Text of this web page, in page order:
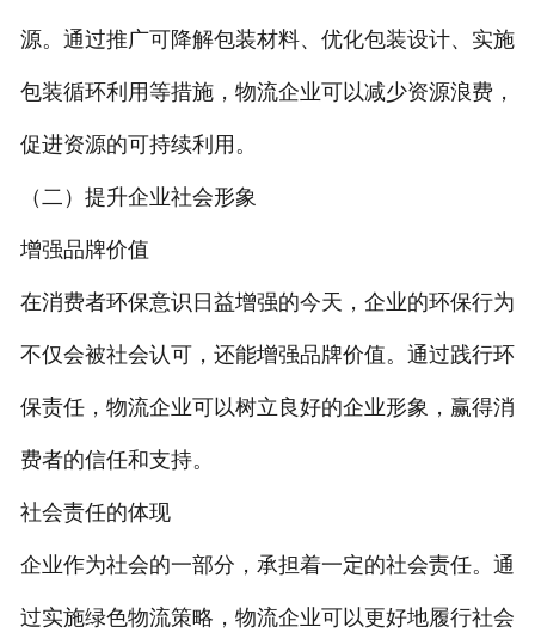
源。通过推广可降解包装材料、优化包装设计、实施
包装循环利用等措施，物流企业可以减少资源浪费，
促进资源的可持续利用。
（二）提升企业社会形象
增强品牌价值
在消费者环保意识日益增强的今天，企业的环保行为
不仅会被社会认可，还能增强品牌价值。通过践行环
保责任，物流企业可以树立良好的企业形象，赢得消
费者的信任和支持。
社会责任的体现
企业作为社会的一部分，承担着一定的社会责任。通
过实施绿色物流策略，物流企业可以更好地履行社会